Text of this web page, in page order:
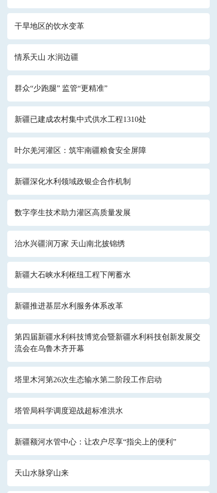
干旱地区的饮水变革
情系天山 水润边疆
群众“少跑腿” 监管“更精准”
新疆已建成农村集中式供水工程1310处
叶尔羌河灌区：筑牢南疆粮食安全屏障
新疆深化水利领域政银企合作机制
数字孪生技术助力灌区高质量发展
治水兴疆润万家 天山南北披锦绣
新疆大石峡水利枢纽工程下闸蓄水
新疆推进基层水利服务体系改革
第四届新疆水利科技博览会暨新疆水利科技创新发展交
流会在乌鲁木齐开幕
塔里木河第26次生态输水第二阶段工作启动
塔管局科学调度迎战超标准洪水
新疆额河水管中心：让农户尽享“指尖上的便利”
天山水脉穿山来